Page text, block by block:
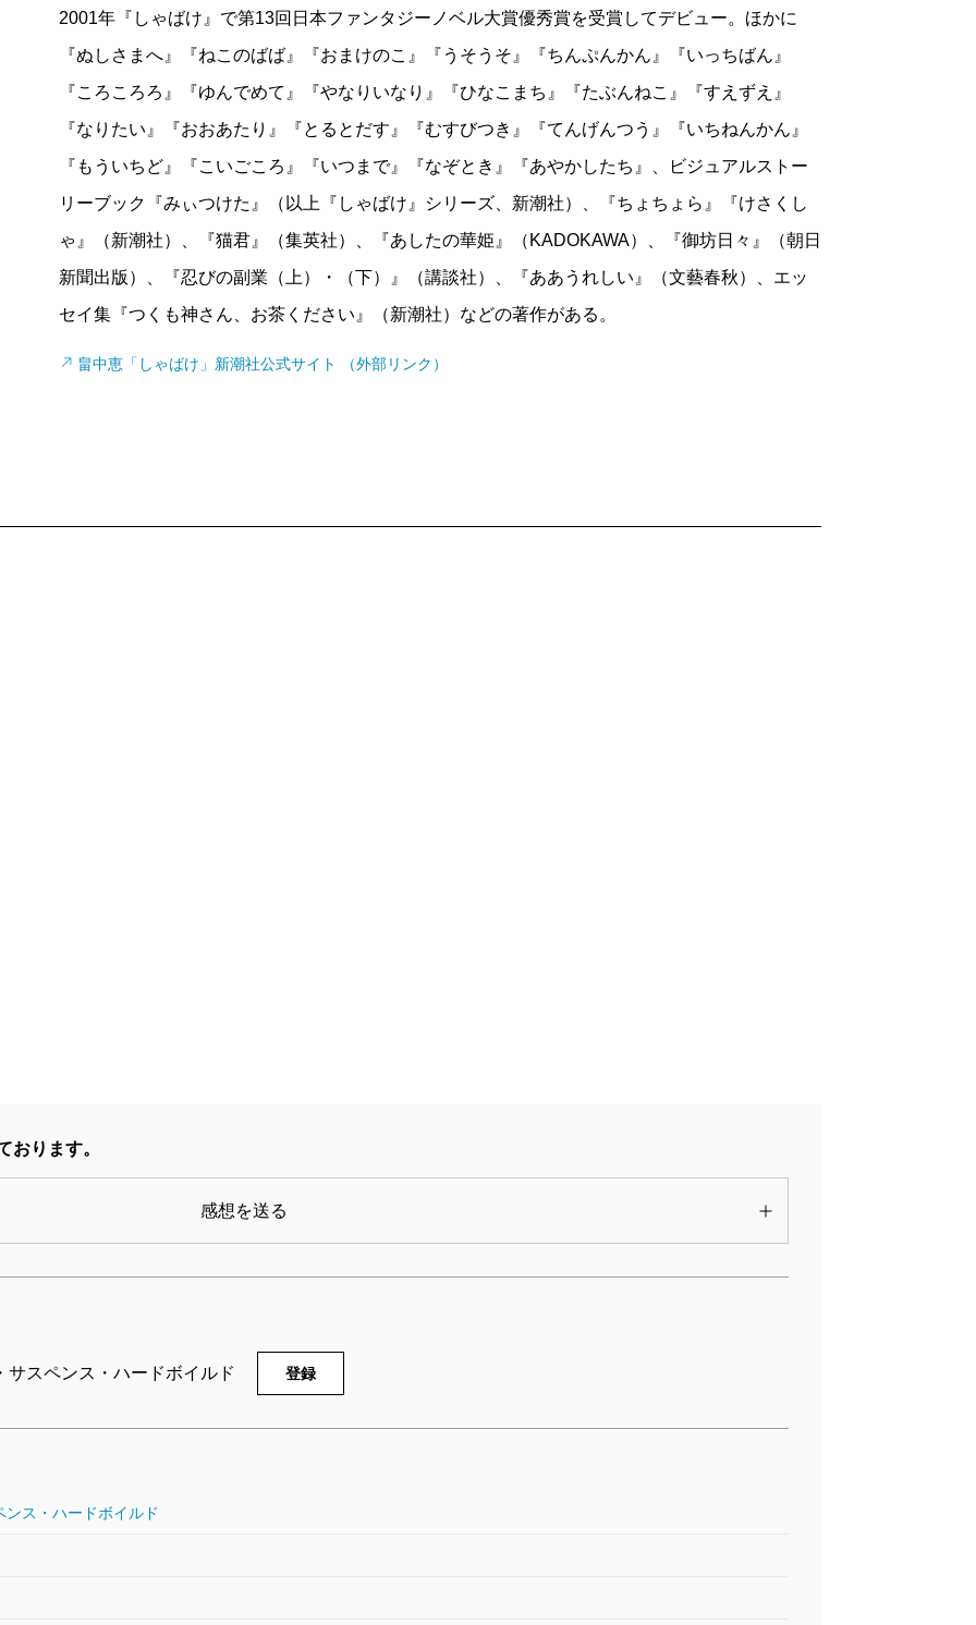
2001年『しゃばけ』で第13回日本ファンタジーノベル大賞優秀賞を受賞してデビュー。ほかに
『ぬしさまへ』『ねこのばば』『おまけのこ』『うそうそ』『ちんぷんかん』『いっちばん』
『ころころろ』『ゆんでめて』『やなりいなり』『ひなこまち』『たぶんねこ』『すえずえ』
『なりたい』『おおあたり』『とるとだす』『むすびつき』『てんげんつう』『いちねんかん』
『もういちど』『こいごころ』『いつまで』『なぞとき』『あやかしたち』、ビジュアルストー
リーブック『みぃつけた』（以上『しゃばけ』シリーズ、新潮社）、『ちょちょら』『けさくし
ゃ』（新潮社）、『猫君』（集英社）、『あしたの華姫』（KADOKAWA）、『御坊日々』（朝日
新聞出版）、『忍びの副業（上）・（下）』（講談社）、『ああうれしい』（文藝春秋）、エッ
セイ集『つくも神さん、お茶ください』（新潮社）などの著作がある。
畠中恵「しゃばけ」新潮社公式サイト （外部リンク）
おります。
感想を送る
サスペンス・ハードボイルド 登録
ス・ハードボイルド